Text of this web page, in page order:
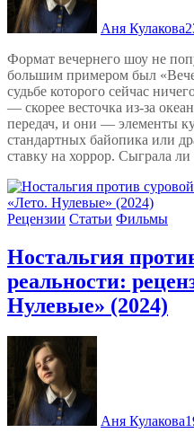
Аня Кулакова
Формат вечернего шоу не
большим примером был
судьбе которого сейчас
— скорее весточка из-за
передач, и они — элементы
стандартных байопика или
ставку на хоррор. Сыграла
Рецензии Статьи Фильмы
Ностальгия
реальности:
Нулевые» (2024)
Аня Кулакова